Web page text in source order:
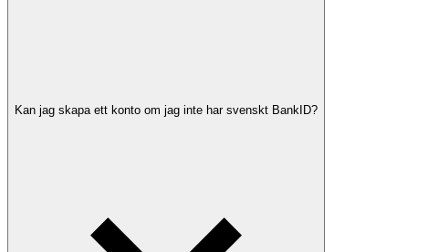
Kan jag skapa ett konto om jag inte har svenskt BankID?